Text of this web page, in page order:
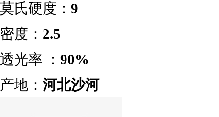
莫氏硬度： 9
密度： 2.5
透光率 ： 90%
产地： 河北沙河